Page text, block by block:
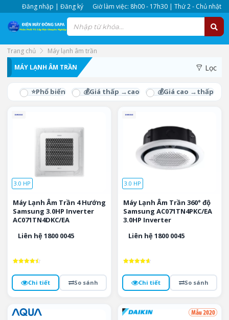
Đăng nhập | Đăng ký Giờ làm việc: 8h00 - 17h30 | Thứ 2 - Chủ nhật
Trang chủ
Máy lạnh âm trần
MÁY LẠNH ÂM TRẦN
Lọc
3.0 HP
Máy Lạnh Âm Trần 4 Hướng
Samsung 3.0HP Inverter
AC071TN4DKC/EA
Liên hệ 1800 0045
5 saoChi tiết So sánh
3.0 HP
Máy Lạnh Âm Trần 360° độ
Samsung AC071TN4PKC/EA
3.0HP Inverter
Liên hệ 1800 0045
5 saoChi tiết So sánh